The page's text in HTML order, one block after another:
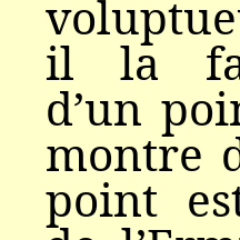
il la
d’un
montre
point